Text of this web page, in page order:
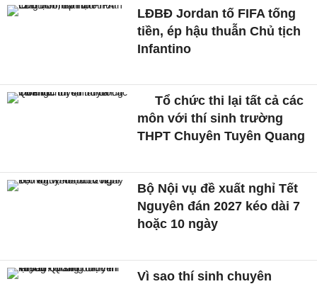
LĐBĐ Jordan tố FIFA tống
tiền, ép hậu thuẫn Chủ tịch
Infantino
Tổ chức thi lại tất cả các
môn với thí sinh trường
THPT Chuyên Tuyên Quang
Bộ Nội vụ đề xuất nghỉ Tết
Nguyên đán 2027 kéo dài 7
hoặc 10 ngày
Vì sao thí sinh chuyên